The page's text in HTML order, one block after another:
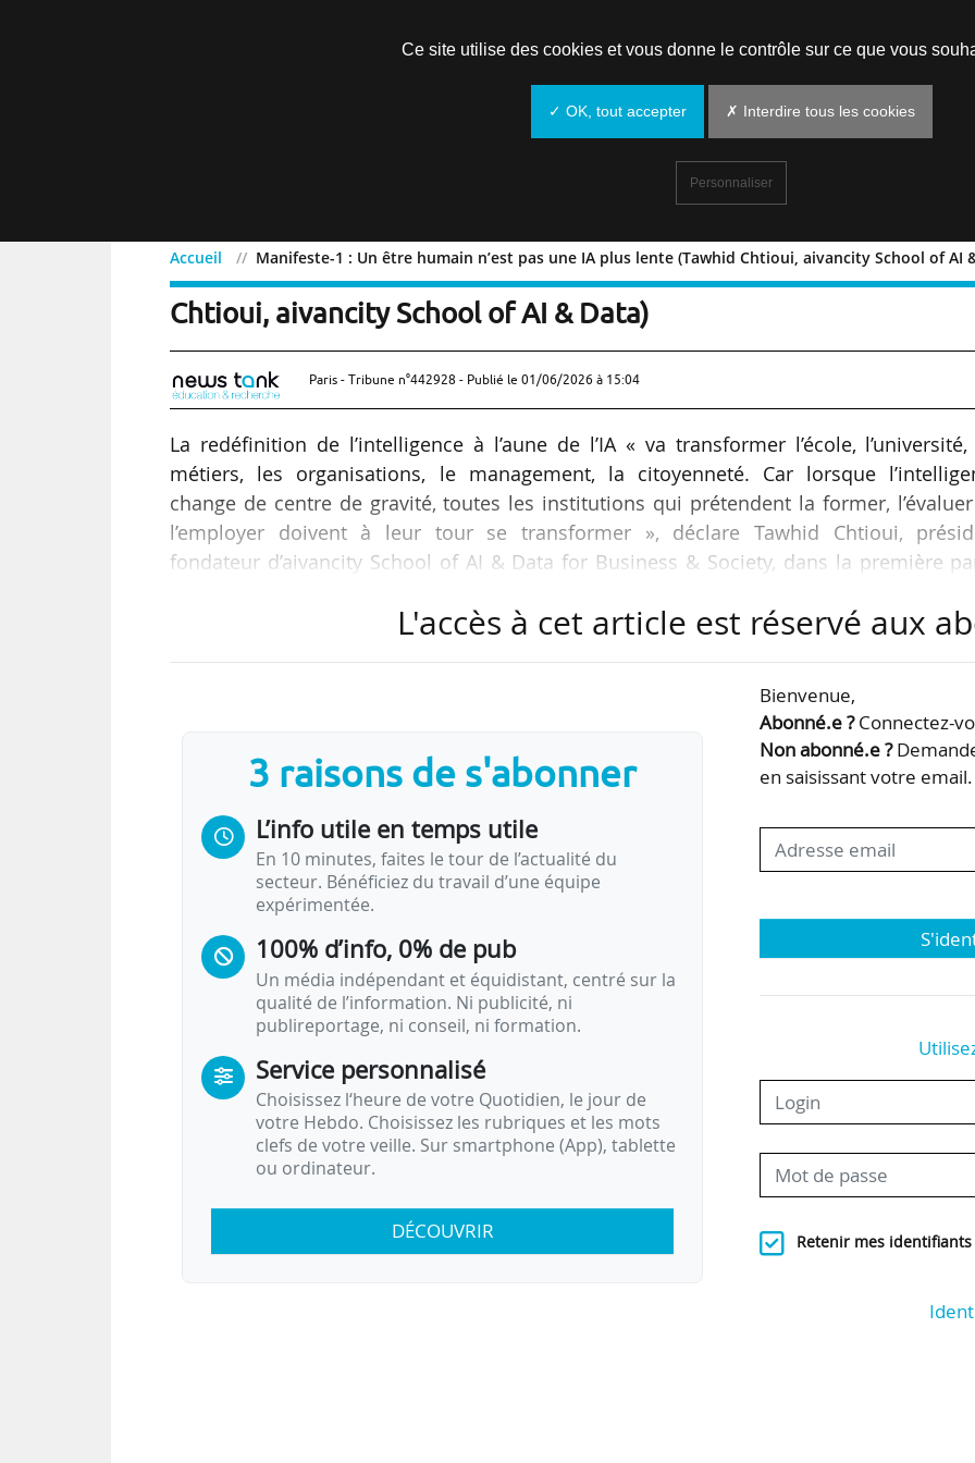
Accueil Manifeste-1 : Un être humain n’est pas une IA plus lente (Tawhid Chtioui, aivancity School of AI
Manifeste-1 : Un être humain n’est pas une IA plus lente
Chtioui, aivancity School of AI & Data)
Paris - Tribune n°442928 - Publié le 01/06/2026 à 15:04
La redéfinition de l’intelligence à l’aune de l’IA « va transformer l’école,
métiers, les organisations, le management, la citoyenneté. Car lorsque
change de centre de gravité, toutes les institutions qui prétendent la former,
l’employer doivent à leur tour se transformer », déclare Tawhid Chtioui,
fondateur d’aivancity School of AI & Data for Business & Society, dans la première
C’est peut-être là que se dessine la nouvelle définition de l’intelligence : non
L'accès à cet article est réservé aux
3 raisons de s'abonner
L’info utile en temps utile
En 10 minutes, faites le tour de l’actualité du
secteur. Bénéficiez du travail d’une équipe
expérimentée.
100% d’info, 0% de pub
Un média indépendant et équidistant, centré sur la
qualité de l’information. Ni publicité, ni
publireportage, ni conseil, ni formation.
Service personnalisé
Choisissez l‘heure de votre Quotidien, le jour de
votre Hebdo. Choisissez les rubriques et les mots
clefs de votre veille. Sur smartphone (App), tablette
ou ordinateur.
DÉCOUVRIR
Bienvenue,
Abonné.e ?Connectez-
Non abonné.e ?
en saisissant votre email.
Retenir mes identifiants
Ce site utilise des cookies et vous donne le contrôle sur ce que vous
✓ OK, tout accepter ✗ Interdire tous les cookies
Personnaliser